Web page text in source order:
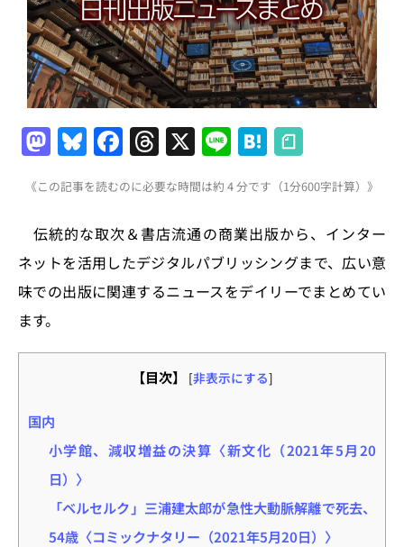
M
a
st
o
d
o
Bl
u
e
s
k
y
F
a
c
e
b
o
k
T
h
re
a
d
s
X Li
n
e
H
at
e
n
a
《この記事を読むのに必要な時間は約 4 分です（1分600字計算）》
伝統的な取次＆書店流通の商業出版から、インター
ネットを活用したデジタルパブリッシングまで、広い意
味での出版に関連するニュースをデイリーでまとめてい
ます。
【目次】 [非表示にする]
国内
小学館、減収増益の決算〈新文化（2021年5月20
日）〉
「ベルセルク」三浦建太郎が急性大動脈解離で死去、
54歳〈コミックナタリー（2021年5月20日）〉